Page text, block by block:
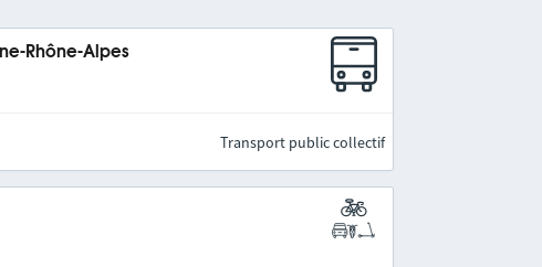
Rhône-Alpes
Transport public collectif